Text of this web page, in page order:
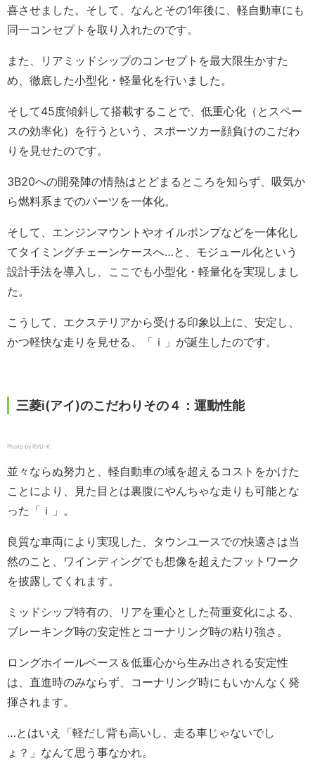
喜させました。そして、なんとその1年後に、軽自動車にも
同一コンセプトを取り入れたのです。
また、リアミッドシップのコンセプトを最大限生かすた
め、徹底した小型化・軽量化を行いました。
そして45度傾斜して搭載することで、低重心化（とスペー
スの効率化）を行うという、スポーツカー顔負けのこだわ
りを見せたのです。
3B20への開発陣の情熱はとどまるところを知らず、吸気か
ら燃料系までのパーツを一体化。
そして、エンジンマウントやオイルポンプなどを一体化し
てタイミングチェーンケースへ…と、モジュール化という
設計手法を導入し、ここでも小型化・軽量化を実現しまし
た。
こうして、エクステリアから受ける印象以上に、安定し、
かつ軽快な走りを見せる、「ｉ」が誕生したのです。
三菱i(アイ)のこだわりその４：運動性能
Photo by RYU-K
並々ならぬ努力と、軽自動車の域を超えるコストをかけた
ことにより、見た目とは裏腹にやんちゃな走りも可能とな
った「ｉ」。
良質な車両により実現した、タウンユースでの快適さは当
然のこと、ワインディングでも想像を超えたフットワーク
を披露してくれます。
ミッドシップ特有の、リアを重心とした荷重変化による、
ブレーキング時の安定性とコーナリング時の粘り強さ。
ロングホイールベース＆低重心から生み出される安定性
は、直進時のみならず、コーナリング時にもいかんなく発
揮されます。
…とはいえ「軽だし背も高いし、走る車じゃないでし
ょ？」なんて思う事なかれ。